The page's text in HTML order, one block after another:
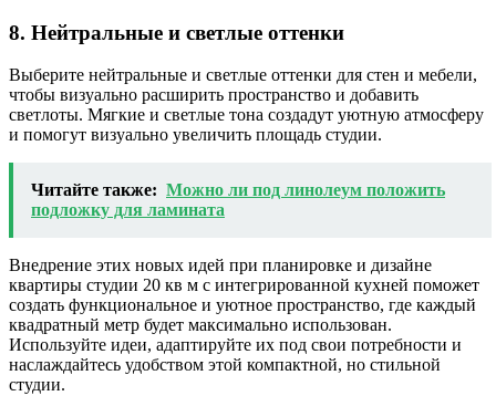
8. Нейтральные и светлые оттенки
Выберите нейтральные и светлые оттенки для стен и мебели,
чтобы визуально расширить пространство и добавить
светлоты. Мягкие и светлые тона создадут уютную атмосферу
и помогут визуально увеличить площадь студии.
Читайте также: Можно ли под линолеум положить
подложку для ламината
Внедрение этих новых идей при планировке и дизайне
квартиры студии 20 кв м с интегрированной кухней поможет
создать функциональное и уютное пространство, где каждый
квадратный метр будет максимально использован.
Используйте идеи, адаптируйте их под свои потребности и
наслаждайтесь удобством этой компактной, но стильной
студии.